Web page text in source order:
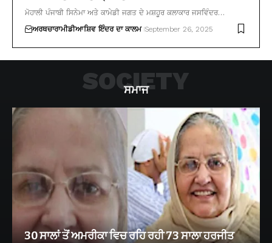
ਮੋਹਾਲੀ ਪੰਜਾਬੀ ਸਿਨੇਮਾ ਅਤੇ ਕਾਮੇਡੀ ਜਗਤ ਦੇ ਮਸ਼ਹੂਰ ਕਲਾਕਾਰ ਜਸਵਿੰਦਰ…
ਅਰਥਚਾਰਾਮੀਡੀਆਸ਼ਿਵ ਇੰਦਰ ਦਾ ਕਾਲਮ September 26, 2025
ਸਮਾਜ
SOCIETY
30 ਸਾਲਾਂ ਤੋਂ ਅਮਰੀਕਾ ਵਿਚ ਰਹਿ ਰਹੀ 73 ਸਾਲਾ ਹਰਜੀਤ